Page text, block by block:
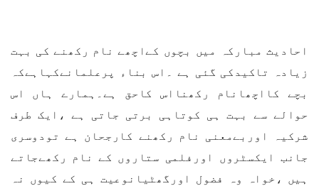
احادیث مبارکہ میں بچوں کےاچھے نام رکھنے کی بہت
زیادہ تاکیدکی گئی ہے ۔اس بناء پرعلمانےکہاہےکہ
بچے کااچھانام رکھنااس کاحق ہے۔ہمارے ہاں اس
حوالے سے بہت ہی کوتاہی برتی جاتی ہے ،ایک طرف
شرکیہ اوربےمعنی نام رکھنے کارجحان ہے تودوسری
جانب ایکسٹروں اورفلمی ستاروں کے نام رکھےجاتے
ہیں ،خواہ وہ فضول اورگھٹیانوعیت ہی کے کیوں نہ